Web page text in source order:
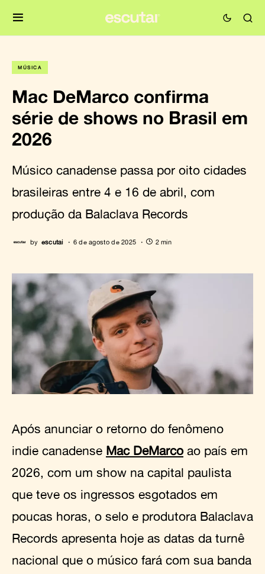
MÚSICA
Mac DeMarco confirma
série de shows no Brasil em
2026
Músico canadense passa por oito cidades
brasileiras entre 4 e 16 de abril, com
produção da Balaclava Records
by escutai 6 de agosto de 2025 2 min
Após anunciar o retorno do fenômeno
indie canadense Mac DeMarcoao país em
2026, com um show na capital paulista
que teve os ingressos esgotados em
poucas horas, o selo e produtora Balaclava
Records apresenta hoje as datas da turnê
nacional que o músico fará com sua banda